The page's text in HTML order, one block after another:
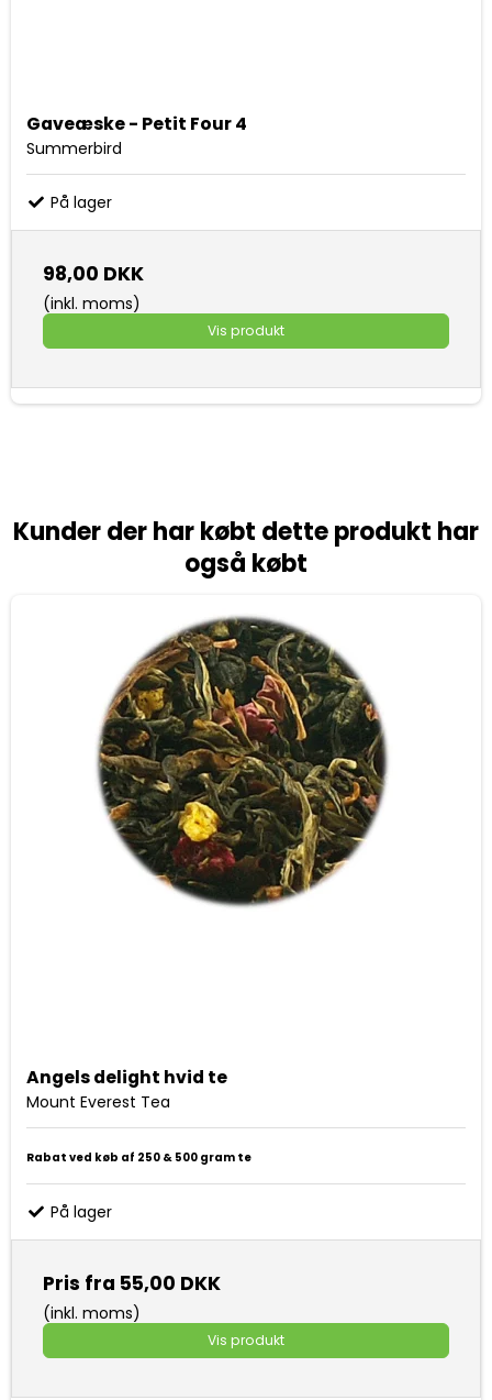
Gaveæske - Petit Four 4
Summerbird
På lager
98,00 DKK
(inkl. moms)
Vis produkt
Kunder der har købt dette produkt har
også købt
Angels delight hvid te
Mount Everest Tea
Rabat ved køb af 250 & 500 gram te
På lager
Pris fra 55,00 DKK
(inkl. moms)
Vis produkt